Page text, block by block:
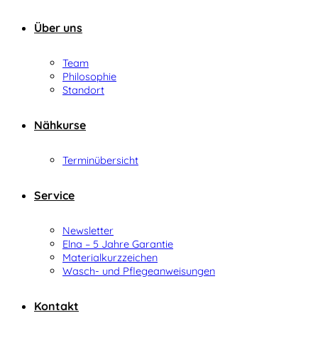
Über uns
Team
Philosophie
Standort
Nähkurse
Terminübersicht
Service
Newsletter
Elna – 5 Jahre Garantie
Materialkurzzeichen
Wasch- und Pflegeanweisungen
Kontakt